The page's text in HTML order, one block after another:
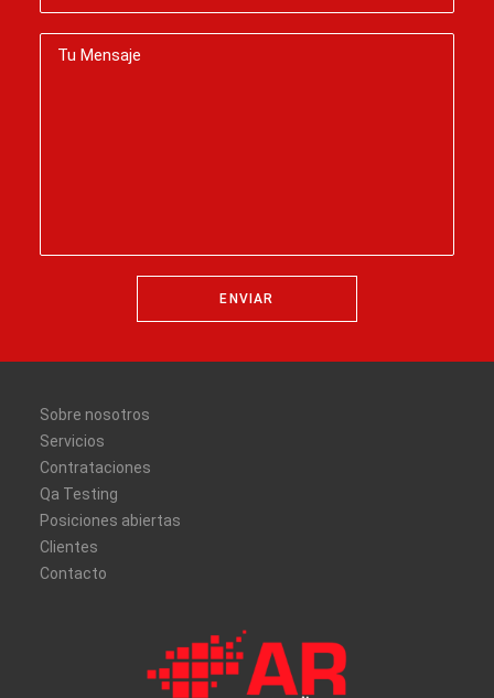
Sobre nosotros
Servicios
Contrataciones
Qa Testing
Posiciones abiertas
Clientes
Contacto